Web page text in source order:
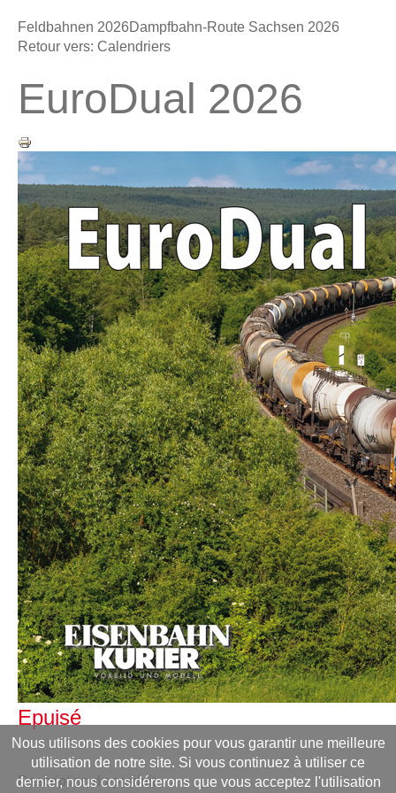
Feldbahnen 2026Dampfbahn-Route Sachsen 2026
Retour vers: Calendriers
EuroDual 2026
Epuisé
Description du produit
Nous utilisons des cookies pour vous garantir une meilleure
utilisation de notre site. Si vous continuez à utiliser ce
dernier, nous considérerons que vous acceptez l'utilisation